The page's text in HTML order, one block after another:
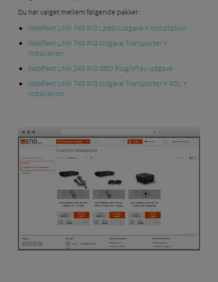
Du har valget mellem følgende pakker:
Webfleet LINK 740 RIO Lastbiludgave + Installation
Webfleet LINK 740 RIO Udgave Transporter +
Installation
Webfleet LINK 245 RIO OBD Plug&Play-udgave
Webfleet LINK 740 RIO Udgave Transporter + RDL +
Installation